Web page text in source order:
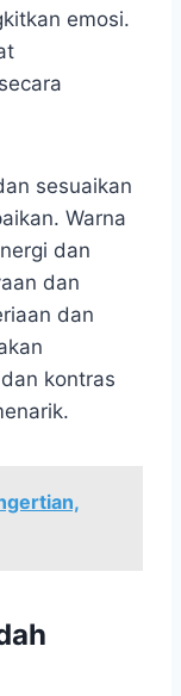
emosi.
sesuaikan
Warna
dan
dan
dan
kontras